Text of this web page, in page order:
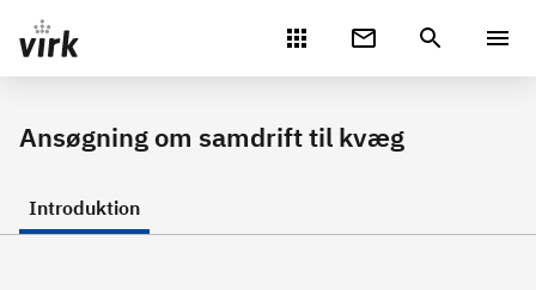
Gå direkte til indhold
Ansøgning om samdrift til kvæg
Introduktion